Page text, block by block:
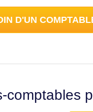
D'UN
comptables